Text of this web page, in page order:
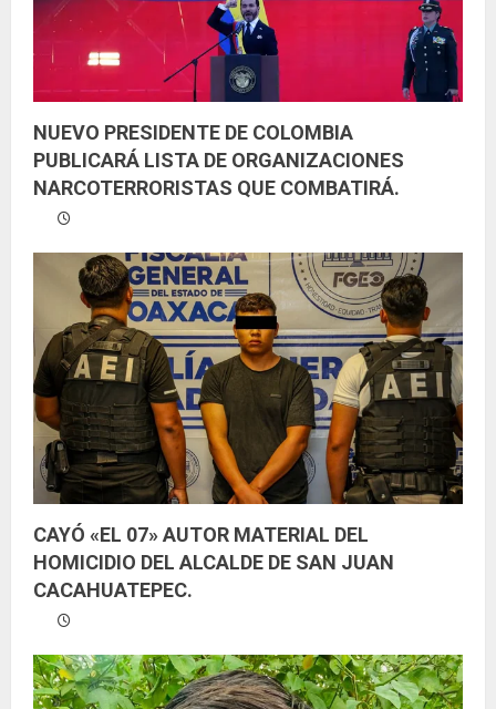
NUEVO PRESIDENTE DE COLOMBIA
PUBLICARÁ LISTA DE ORGANIZACIONES
NARCOTERRORISTAS QUE COMBATIRÁ.
CAYÓ «EL 07» AUTOR MATERIAL DEL
HOMICIDIO DEL ALCALDE DE SAN JUAN
CACAHUATEPEC.